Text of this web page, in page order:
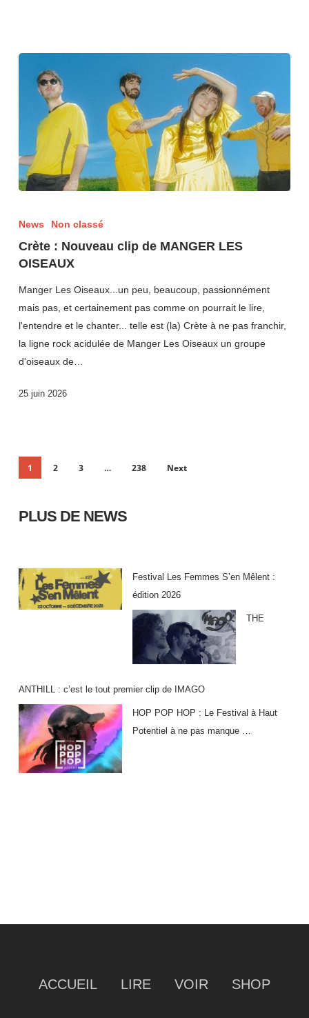
News Non classé
Crète : Nouveau clip de MANGER LES
OISEAUX
Manger Les Oiseaux...un peu, beaucoup, passionnément
mais pas, et certainement pas comme on pourrait le lire,
l'entendre et le chanter... telle est (la) Crète à ne pas franchir,
la ligne rock acidulée de Manger Les Oiseaux un groupe
d'oiseaux de…
25 juin 2026
1 2 3 … 238 Next
PLUS DE NEWS
Festival Les Femmes S’en Mêlent :
édition 2026
THE
ANTHILL : c’est le tout premier clip de IMAGO
HOP POP HOP : Le Festival à Haut
Potentiel à ne pas manque …
ACCUEIL LIRE VOIR SHOP